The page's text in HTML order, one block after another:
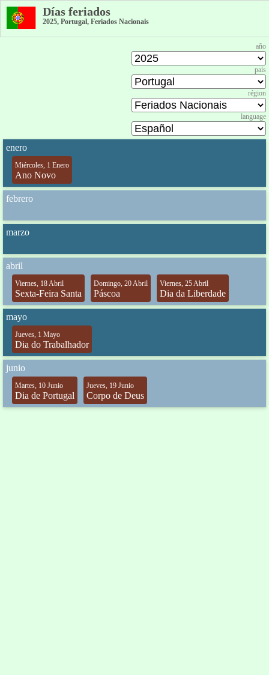
Días feriados
2025, Portugal, Feriados Nacionais
año
país
région
language
enero
Miércoles, 1 Enero
Ano Novo
febrero
marzo
abril
Viernes, 18 Abril
Sexta-Feira Santa
Domingo, 20 Abril
Páscoa
Viernes, 25 Abril
Dia da Liberdade
mayo
Jueves, 1 Mayo
Dia do Trabalhador
junio
Martes, 10 Junio
Dia de Portugal
Jueves, 19 Junio
Corpo de Deus